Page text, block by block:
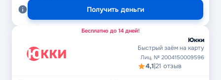
Получить деньги
Бесплатно до 14 дней!
Юкки
Быстрый заём на карту
Лиц. № 2004150009596
4,1|21 отзыв